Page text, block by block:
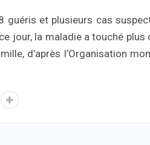
guéris et plusieurs cas
jour, la maladie a touché plus
d’après l’Organisation